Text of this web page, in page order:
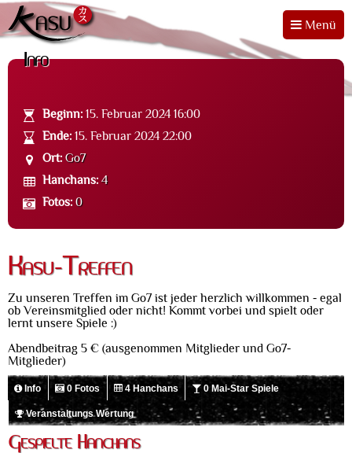
Menü
Info
Beginn: 15. Februar 2024 16:00
Ende: 15. Februar 2024 22:00
Ort: Go7
Hanchans: 4
Fotos: 0
Kasu-Treffen
Zu unseren Treffen im Go7 ist jeder herzlich willkommen - egal
ob Vereinsmitglied oder nicht! Kommt vorbei und spielt oder
lernt unsere Spiele :)
Abendbeitrag 5 € (ausgenommen Mitglieder und Go7-
Mitglieder)
Info 0 Fotos 4 Hanchans 0 Mai-Star Spiele
Veranstaltungs Wertung
Gespielte Hanchans